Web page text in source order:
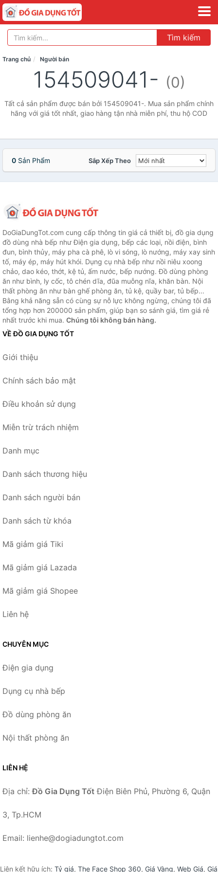
Tìm kiếm
Trang chủ Người bán
154509041- (0)
Tất cả sản phẩm được bán bởi 154509041-. Mua sản phẩm chính
hãng với giá tốt nhất, giao hàng tận nhà miễn phí, thu hộ COD
0 Sản Phẩm Sắp Xếp Theo
DoGiaDungTot.com cung cấp thông tin giá cả thiết bị, đồ gia dụng
đồ dùng nhà bếp như Điện gia dụng, bếp các loại, nồi điện, bình
đun, bình thủy, máy pha cà phê, lò vi sóng, lò nướng, máy xay sinh
tố, máy ép, máy hút khói. Dụng cụ nhà bếp như nồi niêu xoong
chảo, dao kéo, thớt, kệ tủ, ấm nước, bếp nướng. Đồ dùng phòng
ăn như bình, ly cốc, tô chén dĩa, đũa muỗng nĩa, khăn bàn. Nội
thất phòng ăn như bàn ghế phòng ăn, tủ kệ, quầy bar, tủ bếp...
Bằng khả năng sẵn có cùng sự nỗ lực không ngừng, chúng tôi đã
tổng hợp hơn 200000 sản phẩm, giúp bạn so sánh giá, tìm giá rẻ
nhất trước khi mua. Chúng tôi không bán hàng.
VỀ ĐỒ GIA DỤNG TỐT
Giới thiệu
Chính sách bảo mật
Điều khoản sử dụng
Miễn trừ trách nhiệm
Danh mục
Danh sách thương hiệu
Danh sách người bán
Danh sách từ khóa
Mã giảm giá Tiki
Mã giảm giá Lazada
Mã giảm giá Shopee
Liên hệ
CHUYÊN MỤC
Điện gia dụng
Dụng cụ nhà bếp
Đồ dùng phòng ăn
Nội thất phòng ăn
LIÊN HỆ
Địa chỉ:Đồ Gia Dụng Tốt Điện Biên Phủ, Phường 6, Quận
3, Tp.HCM
Email: lienhe@dogiadungtot.com
Liên kết hữu ích: Tỷ giá, The Face Shop 360, Giá Vàng, Web Giá, Giá